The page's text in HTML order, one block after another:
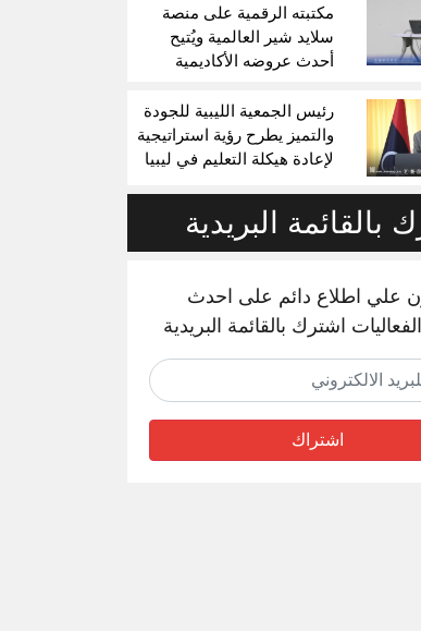
مكتبته الرقمية على منصة
سلايد شير العالمية ويُتيح
أحدث عروضه الأكاديمية
رئيس الجمعية الليبية للجودة
والتميز يطرح رؤية استراتيجية
لإعادة هيكلة التعليم في ليبيا
بالقائمة البريدية
علي اطلاع دائم على احدث
اشترك بالقائمة البريدية
اشتراك